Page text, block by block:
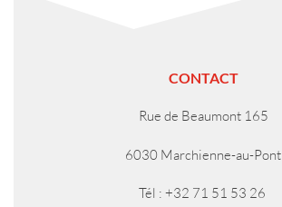
CONTACT
Rue de Beaumont 165
6030 Marchienne-au-Pont
Tél : +32 71 51 53 26